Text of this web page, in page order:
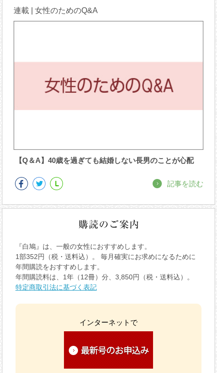
連載 | 女性のためのQ&A
【Q＆A】40歳を過ぎても結婚しない長男のことが心配
記事を読む
『白鳩』は、一般の女性におすすめします。
1部352円（税・送料込）。 毎月確実にお求めになるために
年間購読をおすすめします。
年間購読料は、1年（12冊）分、3,850円（税・送料込）。
特定商取引法に基づく表記
インターネットで